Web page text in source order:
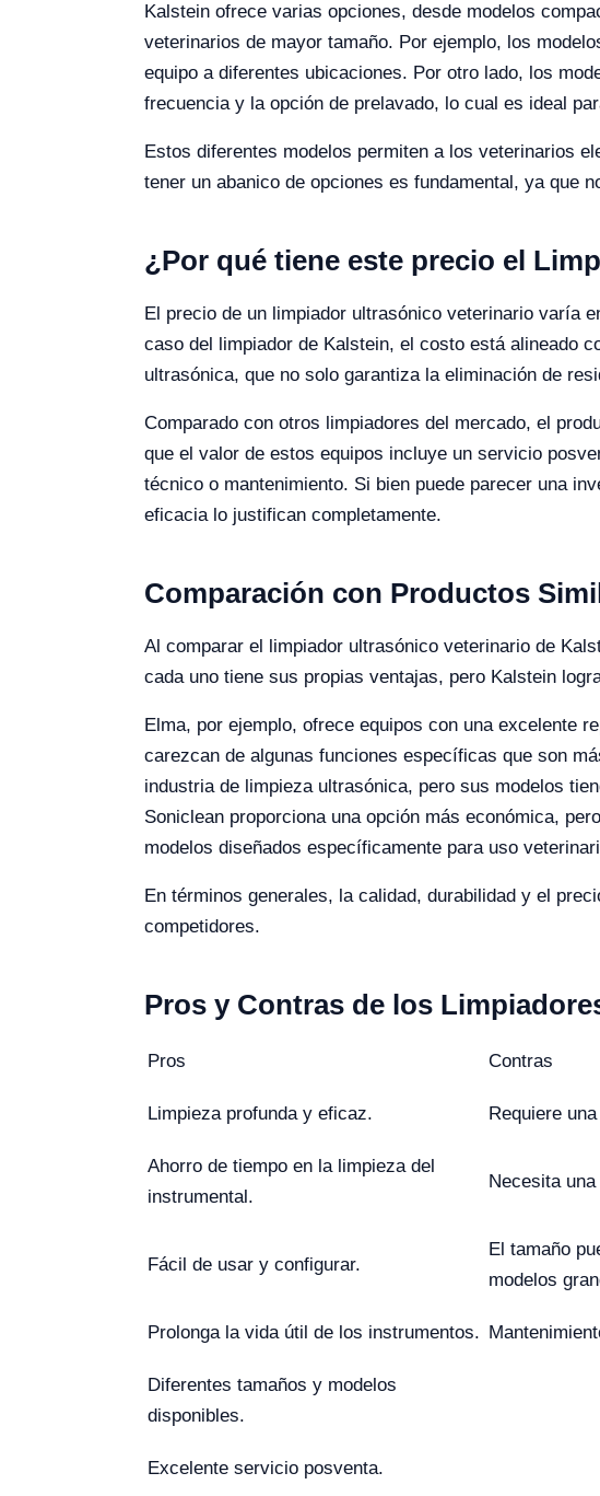
Kalstein ofrece varias opciones, desde modelos
veterinarios de mayor tamaño. Por ejemplo, los
equipo a diferentes ubicaciones. Por otro lado, los
frecuencia y la opción de prelavado, lo cual es ideal
Estos diferentes modelos permiten a los veterinarios
tener un abanico de opciones es fundamental, ya que
¿Por qué tiene este precio el
El precio de un limpiador ultrasónico veterinario varía
caso del limpiador de Kalstein, el costo está alineado
ultrasónica, que no solo garantiza la eliminación de
Comparado con otros limpiadores del mercado, el
que el valor de estos equipos incluye un servicio
técnico o mantenimiento. Si bien puede parecer una
eficacia lo justifican completamente.
Comparación con Productos
Al comparar el limpiador ultrasónico veterinario de
cada uno tiene sus propias ventajas, pero Kalstein
Elma, por ejemplo, ofrece equipos con una excelente
carezcan de algunas funciones específicas que son
industria de limpieza ultrasónica, pero sus modelos
Soniclean proporciona una opción más económica,
modelos diseñados específicamente para uso
En términos generales, la calidad, durabilidad y el
competidores.
Pros y Contras de los
Pros Contras
Limpieza profunda y eficaz. Requiere
Ahorro de tiempo en la limpieza del
instrumental.
Necesita
Fácil de usar y configurar.
El tamaño
modelos
Prolonga la vida útil de los instrumentos.
Diferentes tamaños y modelos
disponibles.
Excelente servicio posventa.